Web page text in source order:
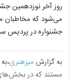
روز آخر نوزدهمین
جشنواره در پردیس
به گزارش میزهنری
مستند که در